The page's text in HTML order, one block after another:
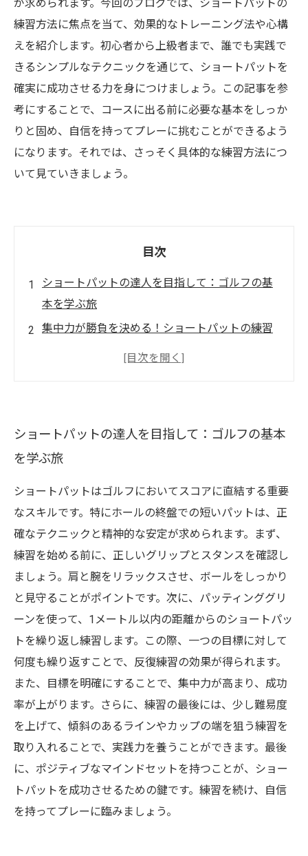
が求められます。今回のブログでは、ショートパットの
練習方法に焦点を当て、効果的なトレーニング法や心構
えを紹介します。初心者から上級者まで、誰でも実践で
きるシンプルなテクニックを通じて、ショートパットを
確実に成功させる力を身につけましょう。この記事を参
考にすることで、コースに出る前に必要な基本をしっか
りと固め、自信を持ってプレーに挑むことができるよう
になります。それでは、さっそく具体的な練習方法につ
いて見ていきましょう。
目次
ショートパットの達人を目指して：ゴルフの基
本を学ぶ旅
集中力が勝負を決める！ショートパットの練習
ニング法
コースでの自信を手に入れる：ショートパット
の重要性
ショートパット成功の鍵：心構えとメンタルト
レーニング
あなたのゴルフが変わる！ショートパットを極
めるステップアップ法
ショートパットの達人を目指して：ゴルフの基本
を学ぶ旅
ショートパットはゴルフにおいてスコアに直結する重要
なスキルです。特にホールの終盤での短いパットは、正
確なテクニックと精神的な安定が求められます。まず、
練習を始める前に、正しいグリップとスタンスを確認し
ましょう。肩と腕をリラックスさせ、ボールをしっかり
と見守ることがポイントです。次に、パッティンググリ
ーンを使って、1メートル以内の距離からのショートパッ
トを繰り返し練習します。この際、一つの目標に対して
何度も繰り返すことで、反復練習の効果が得られます。
また、目標を明確にすることで、集中力が高まり、成功
率が上がります。さらに、練習の最後には、少し難易度
を上げて、傾斜のあるラインやカップの端を狙う練習を
取り入れることで、実践力を養うことができます。最後
に、ポジティブなマインドセットを持つことが、ショー
トパットを成功させるための鍵です。練習を続け、自信
を持ってプレーに臨みましょう。